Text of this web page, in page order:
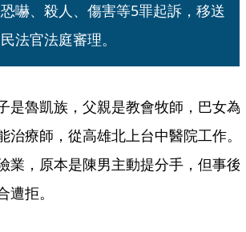
嚇、殺人、傷害等5罪起訴，移送
法官法庭審理。
是魯凱族，父親是教會牧師，巴女為
治療師，從高雄北上台中醫院工作。
業，原本是陳男主動提分手，但事後
遭拒。